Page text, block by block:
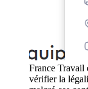
France Travail
vérifier la